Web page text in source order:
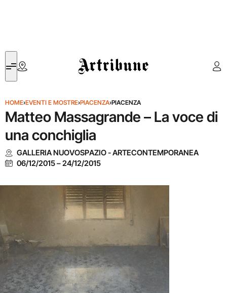
Artribune
HOME›EVENTI E MOSTRE›PIACENZA›PIACENZA
Matteo Massagrande – La voce di
una conchiglia
GALLERIA NUOVOSPAZIO - ARTECONTEMPORANEA
06/12/2015–24/12/2015